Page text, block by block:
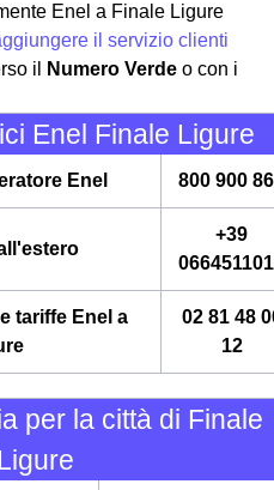
Enel a Finale Ligure
il servizio clienti
il Numero Verde o con i
Enel Finale Ligure
Enel 800 900
+39
tariffe Enel a
02 81 48
12
per la città di Finale
Ligure